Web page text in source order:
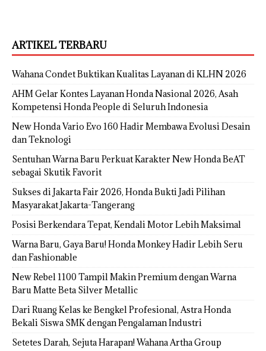
ARTIKEL TERBARU
Wahana Condet Buktikan Kualitas Layanan di KLHN 2026
AHM Gelar Kontes Layanan Honda Nasional 2026, Asah
Kompetensi Honda People di Seluruh Indonesia
New Honda Vario Evo 160 Hadir Membawa Evolusi Desain
dan Teknologi
Sentuhan Warna Baru Perkuat Karakter New Honda BeAT
sebagai Skutik Favorit
Sukses di Jakarta Fair 2026, Honda Bukti Jadi Pilihan
Masyarakat Jakarta-Tangerang
Posisi Berkendara Tepat, Kendali Motor Lebih Maksimal
Warna Baru, Gaya Baru! Honda Monkey Hadir Lebih Seru
dan Fashionable
New Rebel 1100 Tampil Makin Premium dengan Warna
Baru Matte Beta Silver Metallic
Dari Ruang Kelas ke Bengkel Profesional, Astra Honda
Bekali Siswa SMK dengan Pengalaman Industri
Setetes Darah, Sejuta Harapan! Wahana Artha Group